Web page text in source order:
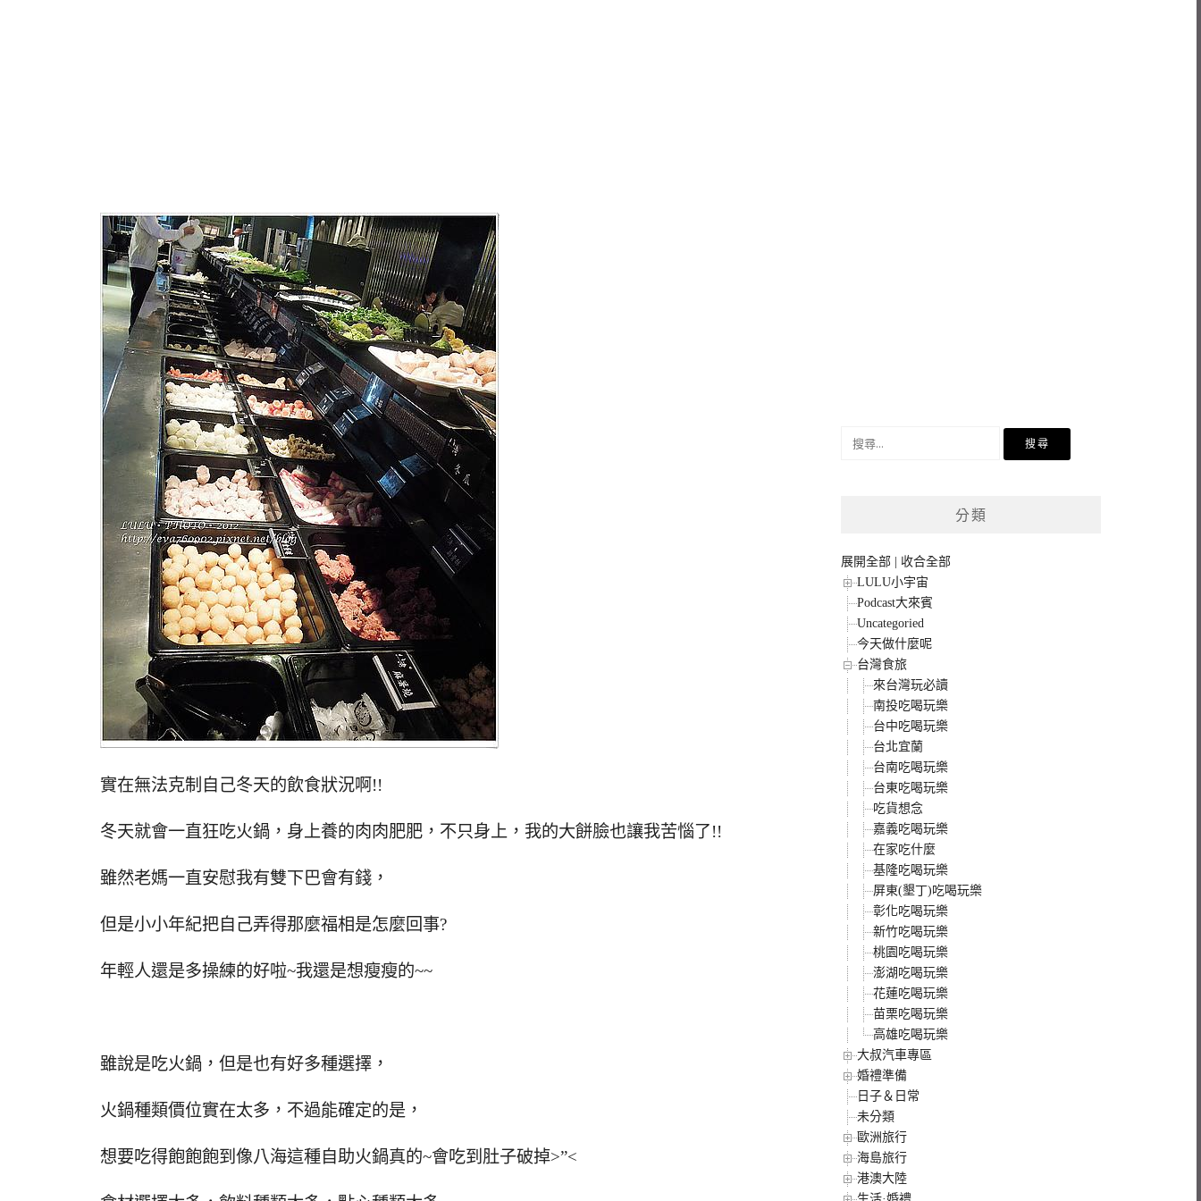
實在無法克制自己冬天的飲食狀況啊!!
冬天就會一直狂吃火鍋，身上養的肉肉肥肥，不只身上，我的大餅臉也讓我苦惱了!!
雖然老媽一直安慰我有雙下巴會有錢，
但是小小年紀把自己弄得那麼福相是怎麼回事?
年輕人還是多操練的好啦~我還是想瘦瘦的~~
雖說是吃火鍋，但是也有好多種選擇，
火鍋種類價位實在太多，不過能確定的是，
想要吃得飽飽飽到像八海這種自助火鍋真的~會吃到肚子破掉>”<
分類
展開全部
收合全部
LULU小宇宙
Podcast大來賓
Uncategoried
今天做什麼呢
台灣食旅
來台灣玩必讀
南投吃喝玩樂
台中吃喝玩樂
台北宜蘭
台南吃喝玩樂
台東吃喝玩樂
吃貨想念
嘉義吃喝玩樂
在家吃什麼
基隆吃喝玩樂
屏東(墾丁)吃喝玩樂
彰化吃喝玩樂
新竹吃喝玩樂
桃園吃喝玩樂
澎湖吃喝玩樂
花蓮吃喝玩樂
苗栗吃喝玩樂
高雄吃喝玩樂
大叔汽車專區
婚禮準備
日子＆日常
未分類
歐洲旅行
海島旅行
港澳大陸